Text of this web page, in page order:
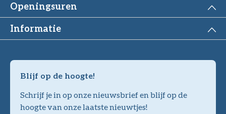
Openingsuren
Informatie
Blijf op de hoogte!
Schrijf je in op onze nieuwsbrief en blijf op de
hoogte van onze laatste nieuwtjes!